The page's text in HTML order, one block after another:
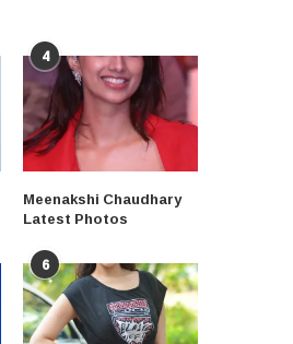
4
Meenakshi Chaudhary
Latest Photos
6